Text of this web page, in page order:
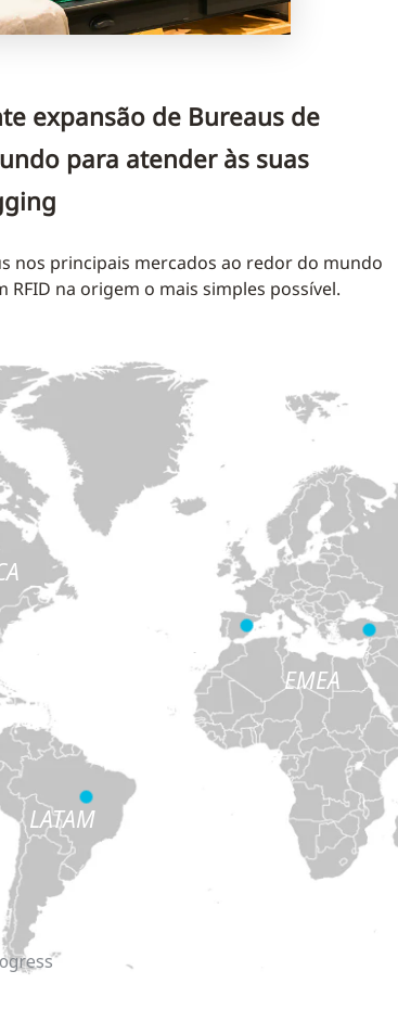
expansão de Bureaus de
para atender às suas
nos principais mercados ao redor do mundo
na origem o mais simples possível.